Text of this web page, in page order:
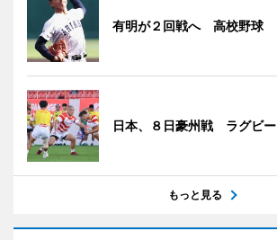
有明が２回戦へ 高校野球
日本、８日豪州戦 ラグビー
もっと見る